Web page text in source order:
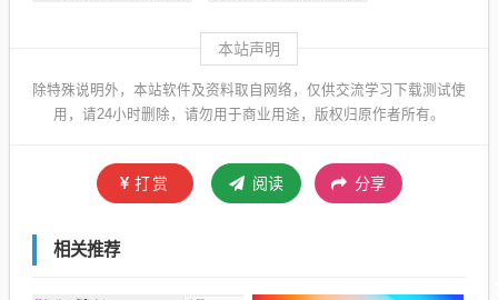
本站声明
除特殊说明外，本站软件及资料取自网络，仅供交流学习下载测试使
用，请24小时删除，请勿用于商业用途，版权归原作者所有。
打赏 阅读 分享
相关推荐